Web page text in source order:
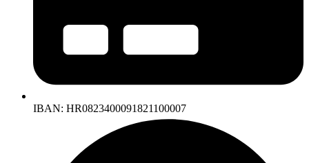
IBAN: HR0823400091821100007